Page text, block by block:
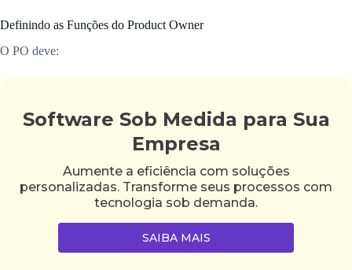
Definindo as Funções do Product Owner
O PO deve:
Software Sob Medida para Sua
Empresa
Aumente a eficiência com soluções
personalizadas. Transforme seus processos com
tecnologia sob demanda.
SAIBA MAIS